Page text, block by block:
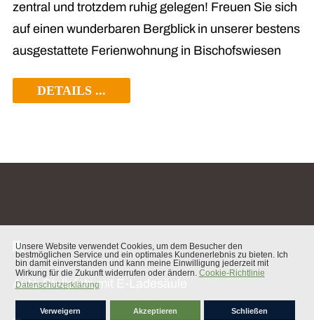
zentral und trotzdem ruhig gelegen! Freuen Sie sich
auf einen wunderbaren Bergblick in unserer bestens
ausgestattete Ferienwohnung in Bischofswiesen
DETAILS ...
Auto-Stellplatz mit E-Ladesäule